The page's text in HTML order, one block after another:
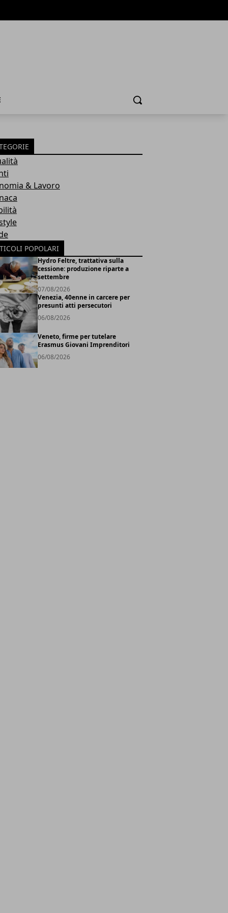
Cerca
& Lavoro
POPOLARI
Hydro Feltre, trattativa sulla
cessione: produzione riparte a
settembre
07/08/2026
Venezia, 40enne in carcere per
presunti atti persecutori
06/08/2026
Veneto, firme per tutelare
Erasmus Giovani Imprenditori
06/08/2026